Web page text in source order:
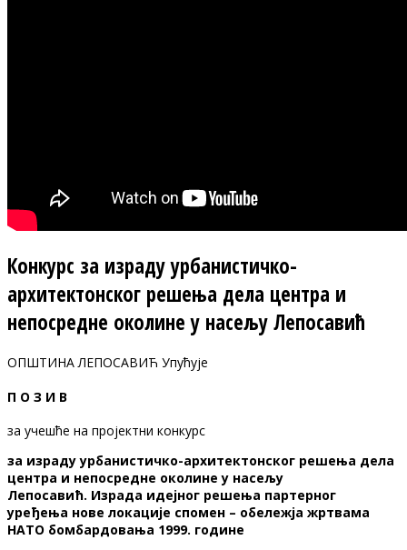
Конкурс за израду урбанистичко-
архитектонског решења дела центра и
непосредне околине у насељу Лепосавић
ОПШТИНА ЛЕПОСАВИЋ Упућује
П О З И В
за учешће на пројектни конкурс
за израду урбанистичко-архитектонског решења дела
центра и непосредне околине у насељу
Лепосавић. Израда идејног решења партерног
уређења нове локације спомен – обележја жртвама
НАТО бомбардовања 1999. године